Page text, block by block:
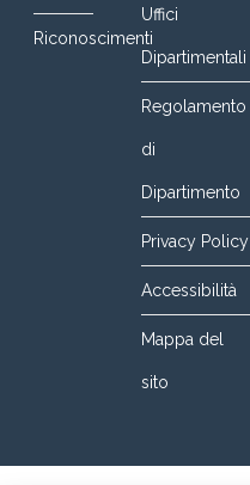
Riconoscimenti
Uffici
Dipartimentali
Regolamento
di
Dipartimento
Privacy Policy
Accessibilità
Mappa del
sito